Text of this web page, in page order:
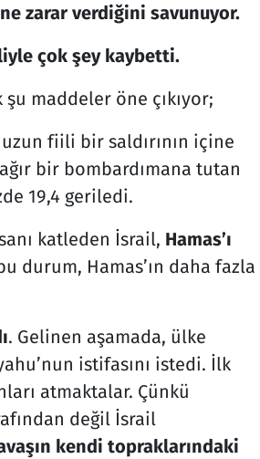
zarar verdiğini savunuyor.
çok şey kaybetti.
maddeler öne çıkıyor;
fiili bir saldırının içine
ağır bir bombardımana tutan
19,4 geriledi.
katleden İsrail, Hamas’ı
durum, Hamas’ın daha fazla
. Gelinen aşamada, ülke
istifasını istedi. İlk
atmaktalar. Çünkü
değil İsrail
kendi topraklarındaki